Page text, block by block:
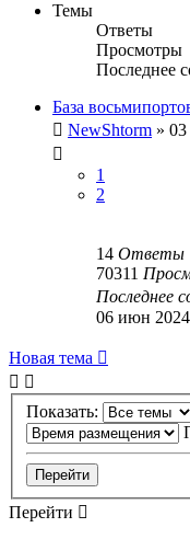
Темы
Ответы
Просмотры
Последнее
База
NewShtorm »
1
2
14 Ответы
70311
Последнее
06 июн
Новая тема
Показать:
Перейти